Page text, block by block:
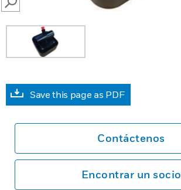
SEARCH
Save this page as PDF
Contáctenos
Encontrar un socio